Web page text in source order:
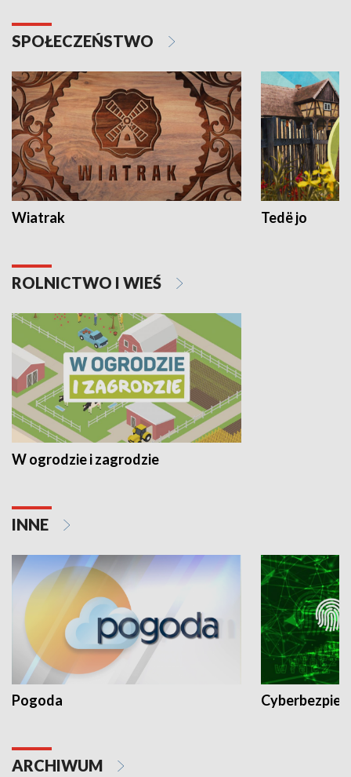
SPOŁECZEŃSTWO
Wiatrak Tedë jo
ROLNICTWO I WIEŚ
W ogrodzie i zagrodzie
INNE
Pogoda
ARCHIWUM